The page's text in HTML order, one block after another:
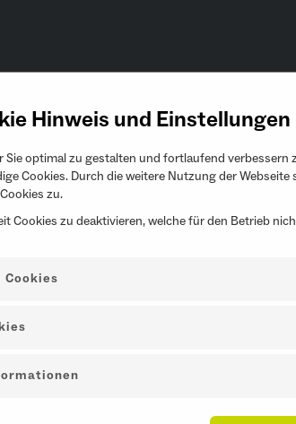
Hinweis und Einstellungen
Sie optimal zu gestalten und fortlaufend verbessern
Cookies. Durch die weitere Nutzung der Webseite
zu.
Cookies zu deaktivieren, welche für den Betrieb
Zusatzkarte Wertgutscheine